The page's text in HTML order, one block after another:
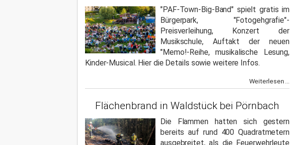
"PAF-Town-Big-Band" spielt gratis im
Bürgerpark, "Fotogehgrafie"-
Preisverleihung, Konzert der
Musikschule, Auftakt der neuen
"Memo!-Reihe, musikalische Lesung,
Kinder-Musical. Hier die Details sowie weitere Infos.
Weiterlesen ...
Flächenbrand in Waldstück bei Pörnbach
Die Flammen hatten sich gestern
bereits auf rund 400 Quadratmetern
ausgebreitet, als die Feuerwehrleute